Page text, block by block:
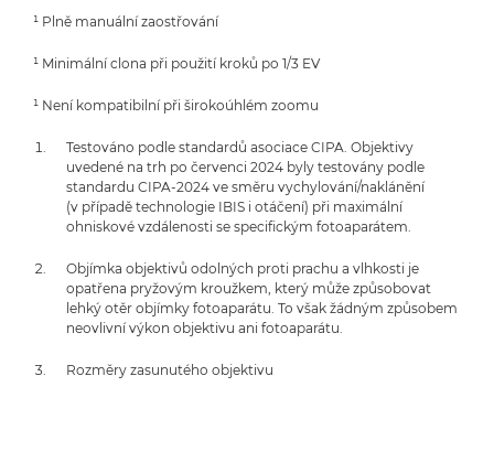
¹ Plně manuální zaostřování
¹ Minimální clona při použití kroků po 1/3 EV
¹ Není kompatibilní při širokoúhlém zoomu
Testováno podle standardů asociace CIPA. Objektivy
uvedené na trh po červenci 2024 byly testovány podle
standardu CIPA-2024 ve směru vychylování/naklánění
(v případě technologie IBIS i otáčení) při maximální
ohniskové vzdálenosti se specifickým fotoaparátem.
Objímka objektivů odolných proti prachu a vlhkosti je
opatřena pryžovým kroužkem, který může způsobovat
lehký otěr objímky fotoaparátu. To však žádným způsobem
neovlivní výkon objektivu ani fotoaparátu.
Rozměry zasunutého objektivu